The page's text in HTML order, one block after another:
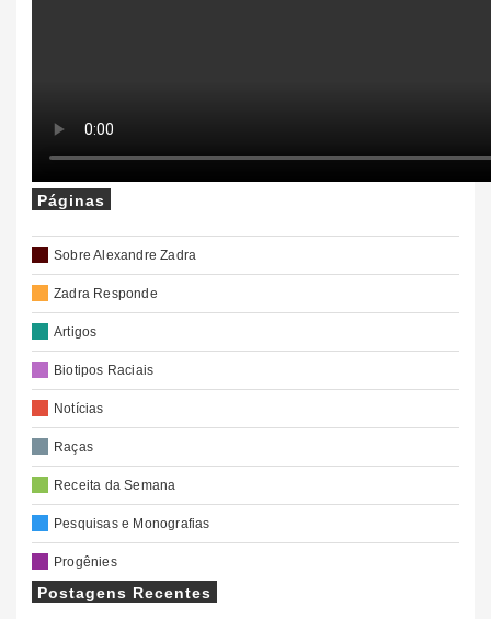
Páginas
Sobre Alexandre Zadra
Zadra Responde
Artigos
Biotipos Raciais
Notícias
Raças
Receita da Semana
Pesquisas e Monografias
Progênies
Postagens Recentes